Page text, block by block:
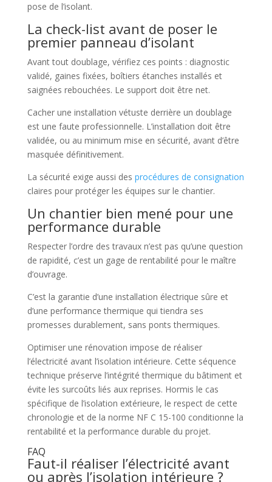
pose de l’isolant.
La check-list avant de poser le
premier panneau d’isolant
Avant tout doublage, vérifiez ces points : diagnostic
validé, gaines fixées, boîtiers étanches installés et
saignées rebouchées. Le support doit être net.
Cacher une installation vétuste derrière un doublage
est une faute professionnelle. L’installation doit être
validée, ou au minimum mise en sécurité, avant d’être
masquée définitivement.
La sécurité exige aussi des procédures de consignation
claires pour protéger les équipes sur le chantier.
Un chantier bien mené pour une
performance durable
Respecter l’ordre des travaux n’est pas qu’une question
de rapidité, c’est un gage de rentabilité pour le maître
d’ouvrage.
C’est la garantie d’une installation électrique sûre et
d’une performance thermique qui tiendra ses
promesses durablement, sans ponts thermiques.
Optimiser une rénovation impose de réaliser
l’électricité avant l’isolation intérieure. Cette séquence
technique préserve l’intégrité thermique du bâtiment et
évite les surcoûts liés aux reprises. Hormis le cas
spécifique de l’isolation extérieure, le respect de cette
chronologie et de la norme NF C 15-100 conditionne la
rentabilité et la performance durable du projet.
FAQ
Faut-il réaliser l’électricité avant
ou après l’isolation intérieure ?